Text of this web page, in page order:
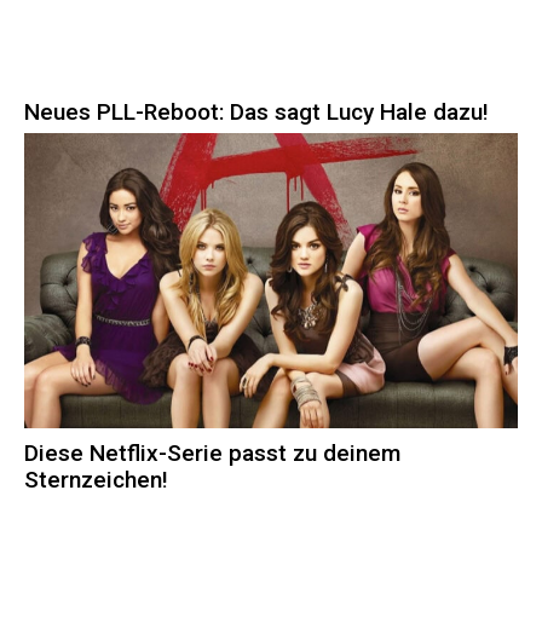
Neues PLL-Reboot: Das sagt Lucy Hale dazu!
Diese Netflix-Serie passt zu deinem
Sternzeichen!